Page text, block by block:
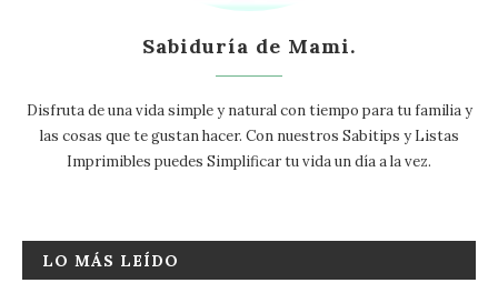
Sabiduría de Mami.
Disfruta de una vida simple y natural con tiempo para tu familia y
las cosas que te gustan hacer. Con nuestros Sabitips y Listas
Imprimibles puedes Simplificar tu vida un día a la vez.
LO MÁS LEÍDO